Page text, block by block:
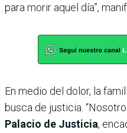
para morir aquel día”,
En medio del dolor, la
busca de justicia.
Palacio de Justicia,